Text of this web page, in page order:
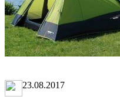
23.08.2017